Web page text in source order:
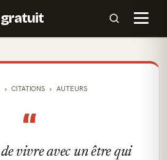
CITATIONS AUTEURS
“
vivre avec un être qui